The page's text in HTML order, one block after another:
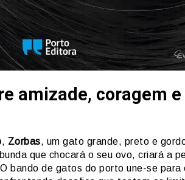
amizade, coragem e
, Zorbas, um gato grande, preto e
que chocará o seu ovo, criará a
bando de gatos do porto une-se para